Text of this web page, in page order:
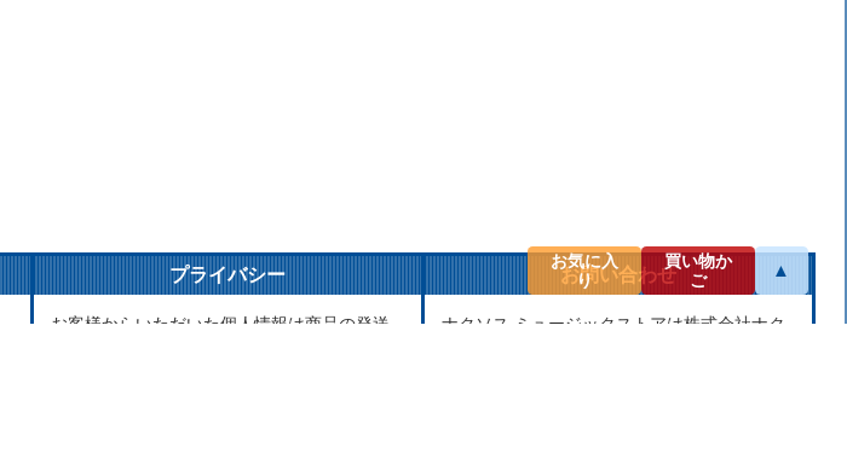
プライバシー
お客様からいただいた個人情報は商品の発送
お問い合わせ
ナクソス ミュージックストアは株式会社ナク
お気に入
り
買い物か
ご
▲